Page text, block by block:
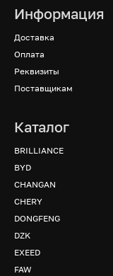
Информация
Доставка
Оплата
Реквизиты
Поставщикам
Каталог
BRILLIANCE
BYD
CHANGAN
CHERY
DONGFENG
DZK
EXEED
FAW